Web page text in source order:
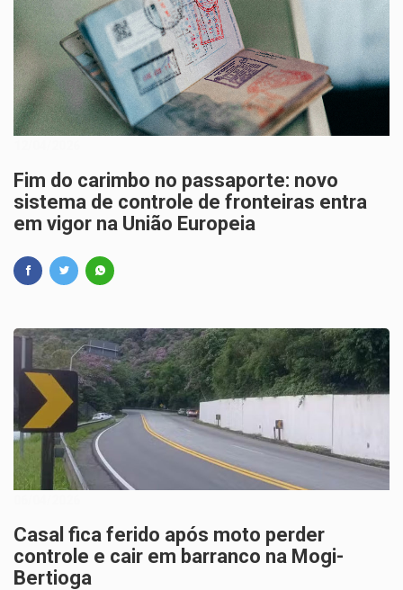
Fim do carimbo no passaporte: novo
sistema de controle de fronteiras entra
em vigor na União Europeia
Casal fica ferido após moto perder
controle e cair em barranco na Mogi-
Bertioga